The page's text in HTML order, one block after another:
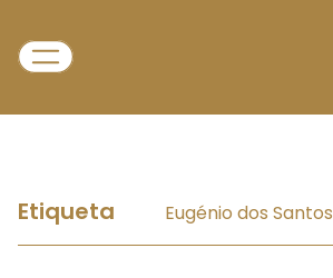
Etiqueta Eugénio dos Santos